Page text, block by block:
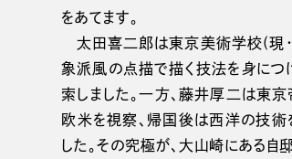
をあてます。
太田喜二郎は東京美術学校(現・
象派風の点描で描く技法を身につ
索しました。一方、藤井厚二は東
欧米を視察、帰国後は西洋の技術
した。その究極が、大山崎にある自